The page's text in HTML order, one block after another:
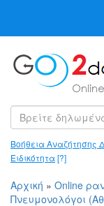
Βοήθεια Αναζήτησης
Ειδικότητα[?]
Αρχική » Online
Πνευμονολόγοι